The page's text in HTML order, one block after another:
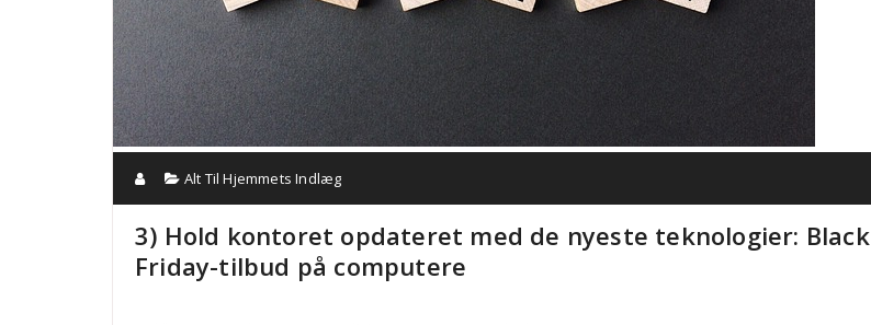
Alt Til Hjemmets Indlæg
3) Hold kontoret opdateret med de nyeste teknologier: Black
Friday-tilbud på computere